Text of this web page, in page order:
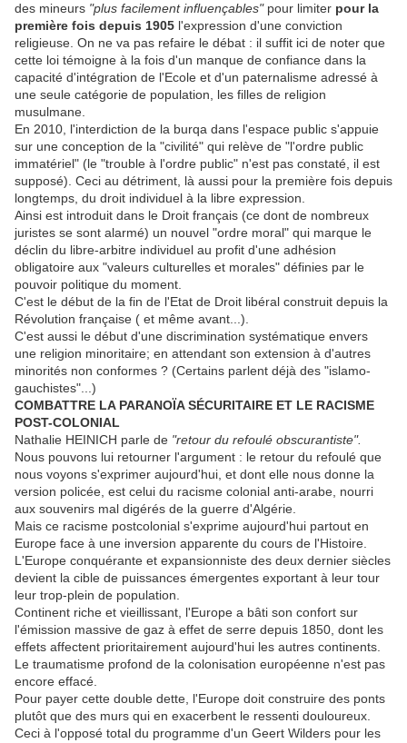
des mineurs "plus facilement influençables" pour limiter pour la
première fois depuis 1905 l'expression d'une conviction
religieuse. On ne va pas refaire le débat : il suffit ici de noter que
cette loi témoigne à la fois d'un manque de confiance dans la
capacité d'intégration de l'Ecole et d'un paternalisme adressé à
une seule catégorie de population, les filles de religion
musulmane.
En 2010, l'interdiction de la burqa dans l'espace public s'appuie
sur une conception de la "civilité" qui relève de "l'ordre public
immatériel" (le "trouble à l'ordre public" n'est pas constaté, il est
supposé). Ceci au détriment, là aussi pour la première fois depuis
longtemps, du droit individuel à la libre expression.
Ainsi est introduit dans le Droit français (ce dont de nombreux
juristes se sont alarmé) un nouvel "ordre moral" qui marque le
déclin du libre-arbitre individuel au profit d'une adhésion
obligatoire aux "valeurs culturelles et morales" définies par le
pouvoir politique du moment.
C'est le début de la fin de l'Etat de Droit libéral construit depuis la
Révolution française ( et même avant...).
C'est aussi le début d'une discrimination systématique envers
une religion minoritaire; en attendant son extension à d'autres
minorités non conformes ? (Certains parlent déjà des "islamo-
gauchistes"...)
COMBATTRE LA PARANOÏA SÉCURITAIRE ET LE RACISME
POST-COLONIAL
Nathalie HEINICH parle de "retour du refoulé obscurantiste".
Nous pouvons lui retourner l'argument : le retour du refoulé que
nous voyons s'exprimer aujourd'hui, et dont elle nous donne la
version policée, est celui du racisme colonial anti-arabe, nourri
aux souvenirs mal digérés de la guerre d'Algérie.
Mais ce racisme postcolonial s'exprime aujourd'hui partout en
Europe face à une inversion apparente du cours de l'Histoire.
L'Europe conquérante et expansionniste des deux dernier siècles
devient la cible de puissances émergentes exportant à leur tour
leur trop-plein de population.
Continent riche et vieillissant, l'Europe a bâti son confort sur
l'émission massive de gaz à effet de serre depuis 1850, dont les
effets affectent prioritairement aujourd'hui les autres continents.
Le traumatisme profond de la colonisation européenne n'est pas
encore effacé.
Pour payer cette double dette, l'Europe doit construire des ponts
plutôt que des murs qui en exacerbent le ressenti douloureux.
Ceci à l'opposé total du programme d'un Geert Wilders pour les